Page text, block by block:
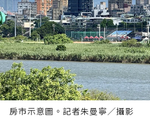
房市示意圖。記者朱曼寧／攝影